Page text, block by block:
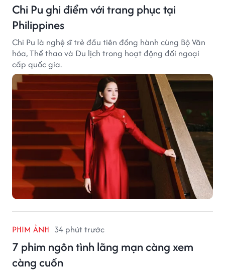
Chi Pu ghi điểm với trang phục tại
Philippines
Chi Pu là nghệ sĩ trẻ đầu tiên đồng hành cùng Bộ Văn
hóa, Thể thao và Du lịch trong hoạt động đối ngoại
cấp quốc gia.
PHIM ẢNH 34 phút trước
7 phim ngôn tình lãng mạn càng xem
càng cuốn